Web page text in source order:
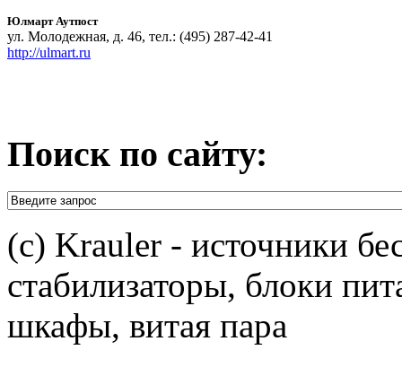
Юлмарт Аутпост
ул. Молодежная, д. 46, тел.: (495) 287-42-41
http://ulmart.ru
Поиск по сайту:
(c) Krauler - источники
стабилизаторы, блоки
шкафы, витая пара